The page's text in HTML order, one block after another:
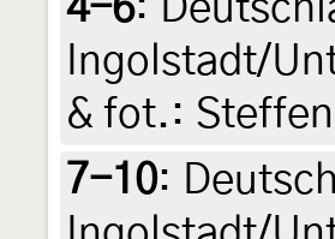
4-6:
Ingolstadt/
& fot.:
7-10: